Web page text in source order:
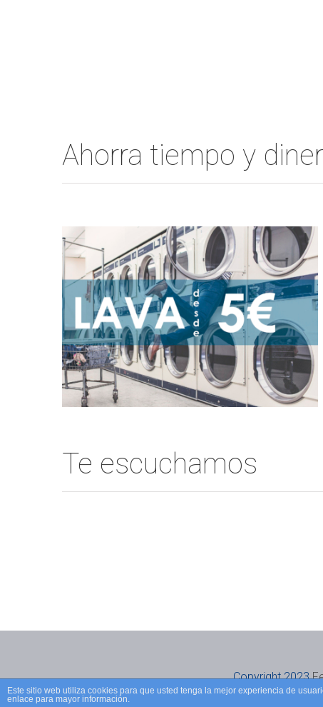
Ahorra tiempo y
Te escuchamos
Copyright 2023
Este sitio web utiliza cookies para que usted tenga la mejor experiencia de
enlace para mayor información.